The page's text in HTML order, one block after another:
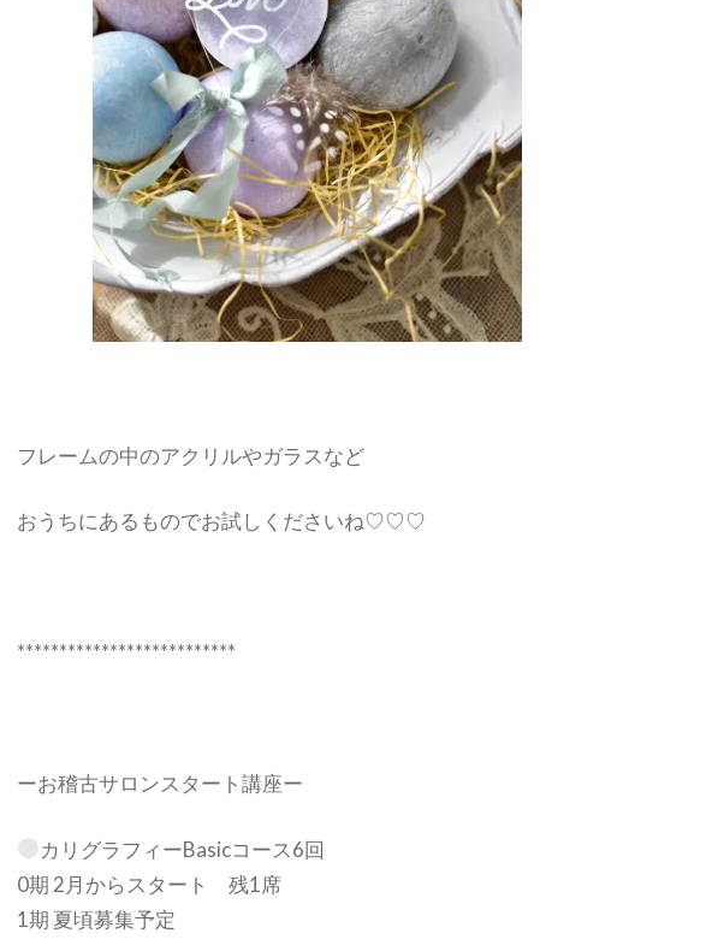
フレームの中のアクリルやガラスなど
おうちにあるものでお試しくださいね♡♡♡
**************************
ーお稽古サロンスタート講座ー
カリグラフィーBasicコース6回
0期 2月からスタート 残1席
1期 夏頃募集予定